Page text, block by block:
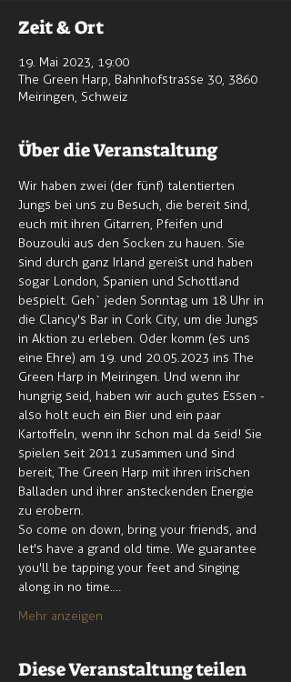
Zeit & Ort
19. Mai 2023, 19:00
The Green Harp, Bahnhofstrasse 30, 3860
Meiringen, Schweiz
Über die Veranstaltung
Wir haben zwei (der fünf) talentierten
Jungs bei uns zu Besuch, die bereit sind,
euch mit ihren Gitarren, Pfeifen und
Bouzouki aus den Socken zu hauen. Sie
sind durch ganz Irland gereist und haben
sogar London, Spanien und Schottland
bespielt. Geh` jeden Sonntag um 18 Uhr in
die Clancy's Bar in Cork City, um die Jungs
in Aktion zu erleben. Oder komm (es uns
eine Ehre) am 19. und 20.05.2023 ins The
Green Harp in Meiringen. Und wenn ihr
hungrig seid, haben wir auch gutes Essen -
also holt euch ein Bier und ein paar
Kartoffeln, wenn ihr schon mal da seid! Sie
spielen seit 2011 zusammen und sind
bereit, The Green Harp mit ihren irischen
Balladen und ihrer ansteckenden Energie
zu erobern.
So come on down, bring your friends, and
let's have a grand old time. We guarantee
you'll be tapping your feet and singing
along in no time.…
Mehr anzeigen
Diese Veranstaltung teilen